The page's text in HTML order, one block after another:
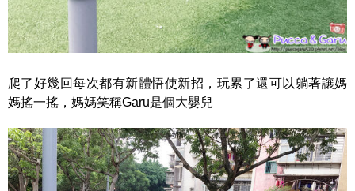
爬了好幾回每次都有新體悟使新招，玩累了還可以躺著讓媽
媽搖一搖，媽媽笑稱Garu是個大嬰兒